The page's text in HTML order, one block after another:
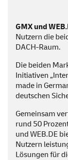
GMX undWEB
Nutzern die
DACH-Raum.
Die beiden
Initiativen „
made in
deutschen
Gemeinsam
rund 50
und WEB.DE
Nutzern
Lösungen für